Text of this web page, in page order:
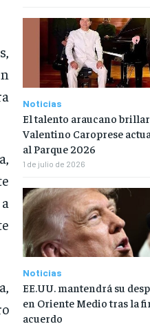
Noticias
El talento araucano
Valentino Caroprese
al Parque 2026
1 de julio de 2026
Noticias
EE.UU. mantendrá su
en Oriente Medio tras la
acuerdo